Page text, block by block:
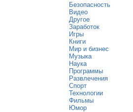
Безопасность
Видео
Другое
Заработок
Игры
Книги
Мир и бизнес
Музыка
Наука
Программы
Развлечения
Спорт
Технологии
Фильмы
Юмор